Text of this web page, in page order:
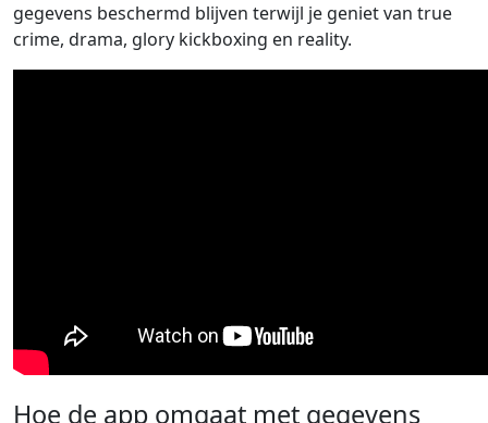
gegevens beschermd blijven terwijl je geniet van true
crime, drama, glory kickboxing en reality.
Hoe de app omgaat met gegevens